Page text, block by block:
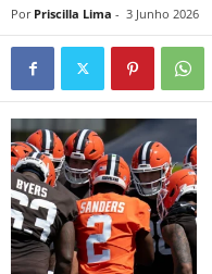
Por Priscilla Lima - 3 Junho 2026